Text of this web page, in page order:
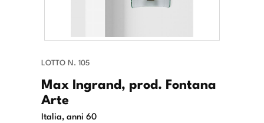
LOTTO N. 105
Max Ingrand, prod. Fontana
Arte
Italia, anni 60